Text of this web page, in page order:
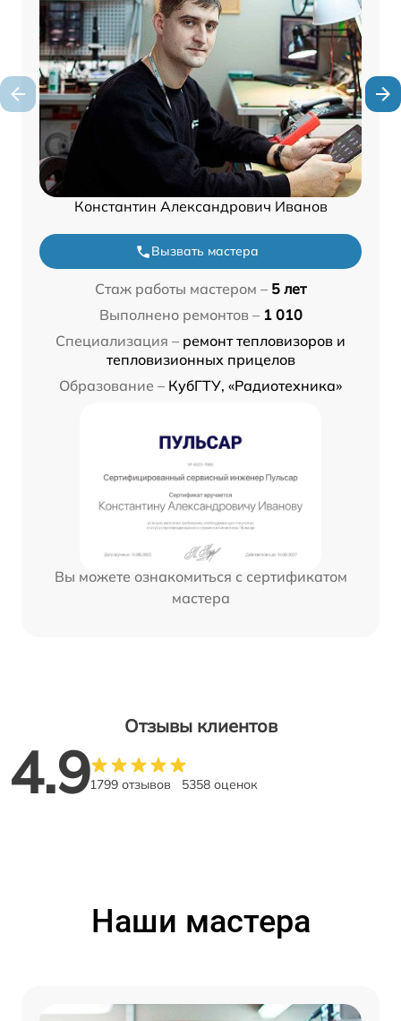
Константин Александрович Иванов
Вызвать мастера
Стаж работы мастером – 5 лет
Выполнено ремонтов – 1 010
Специализация – ремонт тепловизоров и
тепловизионных прицелов
Образование – КубГТУ, «Радиотехника»
Вы можете ознакомиться с сертификатом
мастера
Отзывы клиентов
4.91799 отзывов 5358 оценок
Наши мастера